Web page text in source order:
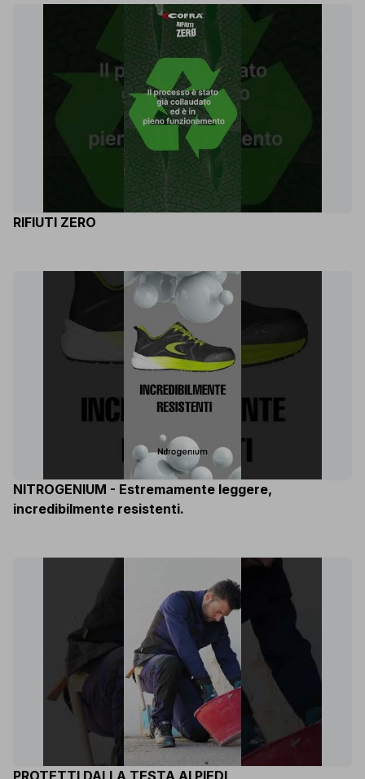
RIFIUTI ZERO
NITROGENIUM - Estremamente leggere,
incredibilmente resistenti.
PROTETTI DALLA TESTA AI PIEDI